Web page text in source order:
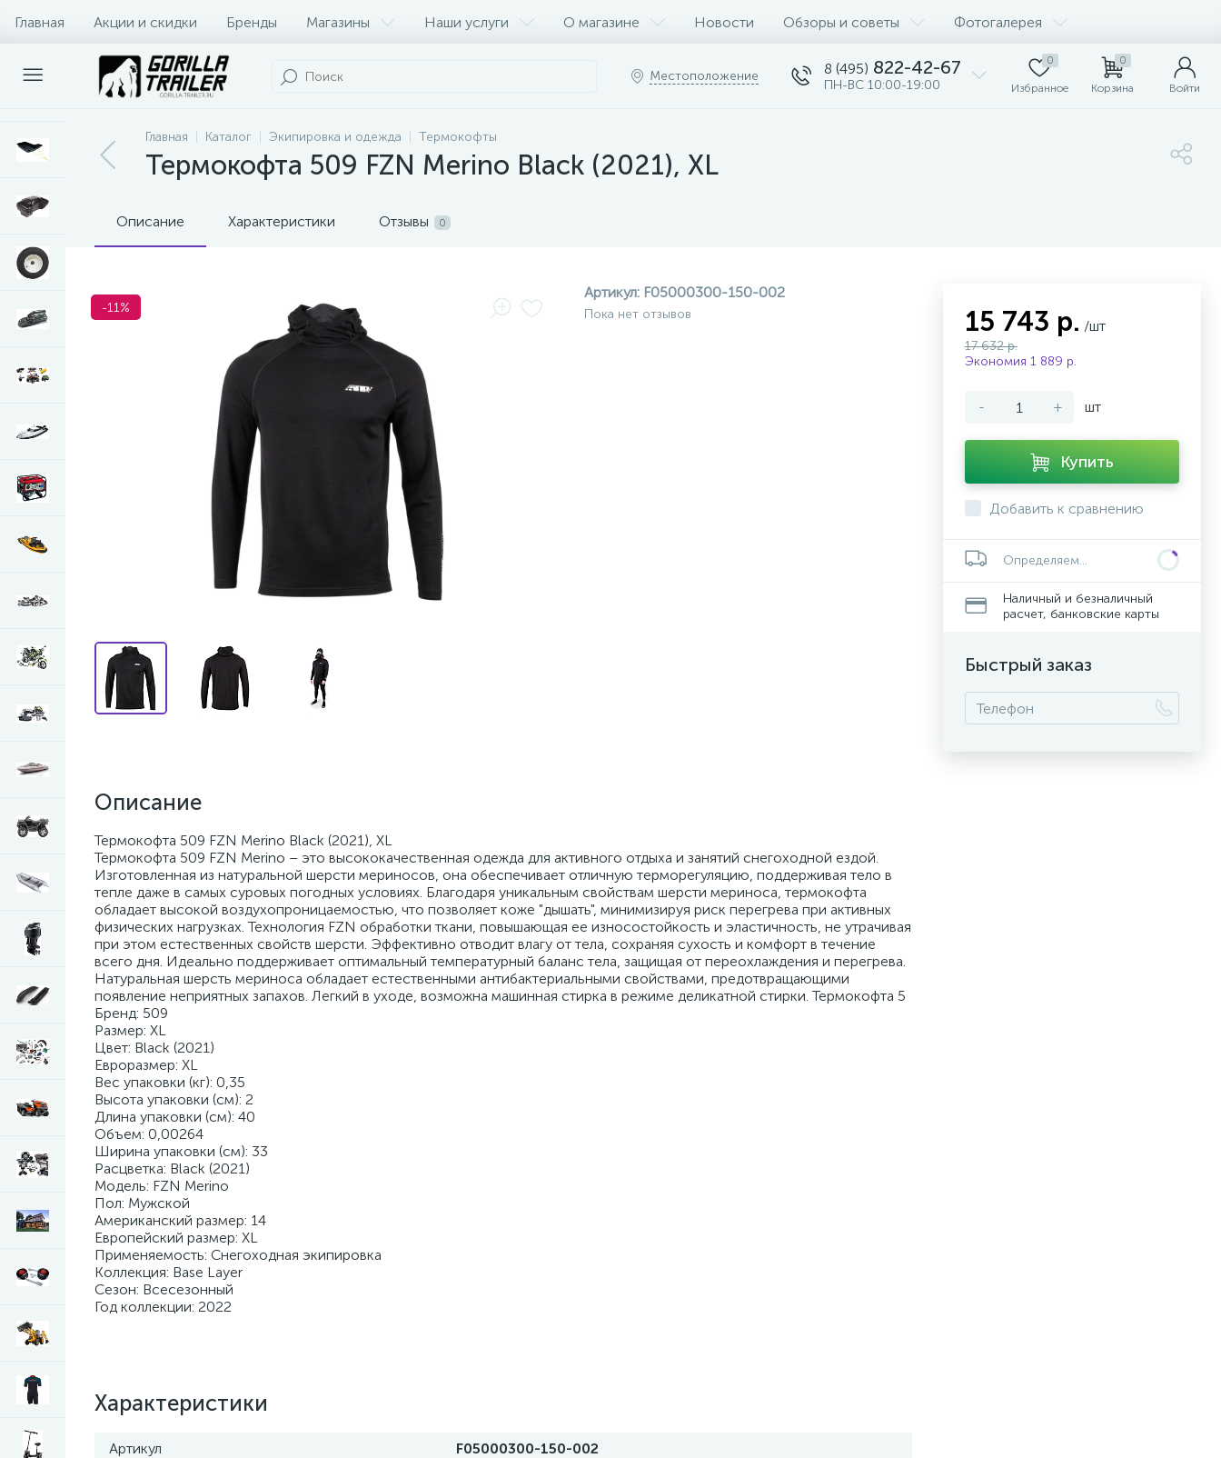
Главная Акции и скидки Бренды Магазины Наши услуги О магазине Новости Обзоры и советы Фотогалерея
Оплата и доставка Контакты
Местоположение 8 (495) 822-42-67
ПН-ВС 10:00-19:00
0
Избранное
0
Корзина Войти
Главная Каталог Экипировка и одежда Термокофты
Термокофта 509 FZN Merino Black (2021), XL
Описание Характеристики Отзывы 0
-11%
Артикул: F05000300-150-002
Пока нет отзывов
Описание
Термокофта 509 FZN Merino Black (2021), XL
Термокофта 509 FZN Merino – это высококачественная одежда для активного отдыха и занятий снегоходной ездой.
Изготовленная из натуральной шерсти мериносов, она обеспечивает отличную терморегуляцию, поддерживая тело в
тепле даже в самых суровых погодных условиях. Благодаря уникальным свойствам шерсти мериноса, термокофта
обладает высокой воздухопроницаемостью, что позволяет коже "дышать", минимизируя риск перегрева при активных
физических нагрузках. Технология FZN обработки ткани, повышающая ее износостойкость и эластичность, не утрачивая
при этом естественных свойств шерсти. Эффективно отводит влагу от тела, сохраняя сухость и комфорт в течение
всего дня. Идеально поддерживает оптимальный температурный баланс тела, защищая от переохлаждения и перегрева.
Натуральная шерсть мериноса обладает естественными антибактериальными свойствами, предотвращающими
появление неприятных запахов. Легкий в уходе, возможна машинная стирка в режиме деликатной стирки. Термокофта 5
Бренд: 509
Размер: XL
Цвет: Black (2021)
Евроразмер: XL
Вес упаковки (кг): 0,35
Высота упаковки (см): 2
Длина упаковки (см): 40
Объем: 0,00264
Ширина упаковки (см): 33
Расцветка: Black (2021)
Модель: FZN Merino
Пол: Мужской
Американский размер: 14
Европейский размер: XL
Применяемость: Снегоходная экипировка
Коллекция: Base Layer
Сезон: Всесезонный
Год коллекции: 2022
Характеристики
Артикул
F05000300-150-002
15 743 р. /шт
17 632 р.
Экономия 1 889 р.
- + шт
Купить
Добавить к сравнению
Определяем...
Наличный и безналичный
расчет, банковские карты
Быстрый заказ